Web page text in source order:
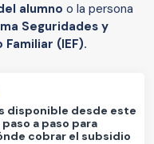
alumno o la persona
Seguridades y
(IEF).
disponible desde este
a paso para
cobrar el subsidio